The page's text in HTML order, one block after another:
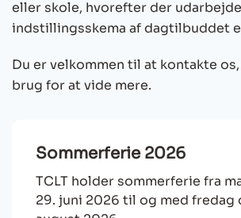
eller skole, hvorefter der
indstillingsskema af dagtilbuddet
Du er velkommen til at kontakte
brug for at vide mere.
Sommerferie 2026
TCLT holder sommerferie fra
29. juni 2026 til og med fredag